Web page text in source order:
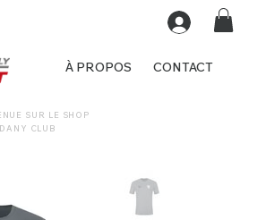
DANY CLUB
SUR LE SHOP
À PROPOS CONTACT